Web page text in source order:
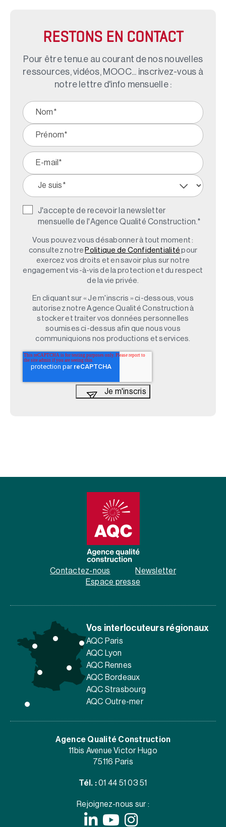
RESTONS EN CONTACT
Pour être tenu.e au courant de nos nouvelles
ressources, vidéos, MOOC... inscrivez-vous à
notre lettre d'info mensuelle :
J'accepte de recevoir la newsletter
mensuelle de l'Agence Qualité Construction.*
Vous pouvez vous désabonner à tout moment :
consultez notre Politique de Confidentialité pour
exercez vos droits et en savoir plus sur notre
engagement vis-à-vis de la protection et du respect
de la vie privée.
En cliquant sur « Je m'inscris » ci-dessous, vous
autorisez notre Agence Qualité Construction à
stocker et traiter vos données personnelles
soumises ci-dessus afin que nous vous
communiquions nos productions et services.
Contactez-nous
Newsletter
Espace presse
Vos interlocuteurs régionaux
AQC Paris
AQC Lyon
AQC Rennes
AQC Bordeaux
AQC Strasbourg
AQC Outre-mer
Agence Qualité Construction
11bis Avenue Victor Hugo
75116 Paris
Tél. : 01 44 51 03 51
Rejoignez-nous sur :